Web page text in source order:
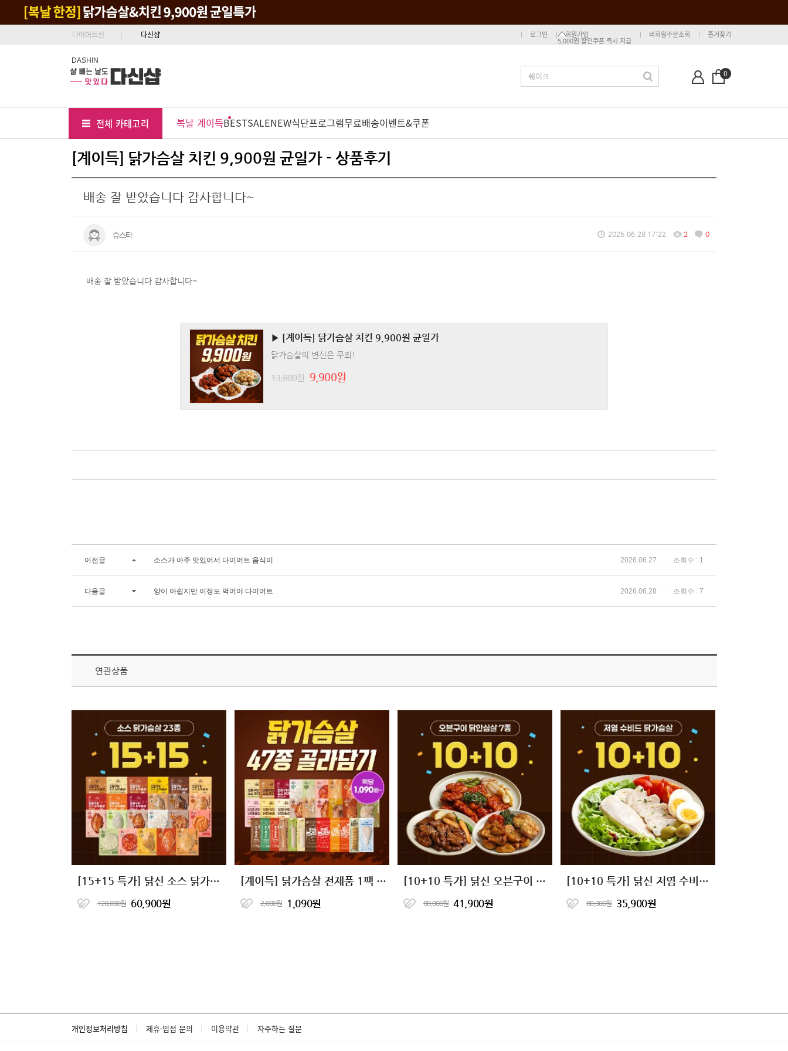
다이어트신 다신샵 로그인 회원가입
5,000원 할인쿠폰 즉시 지급
비회원주문조회 즐겨찾기
DASHIN
0
전체 카테고리 복날 계이득BESTSALENEW식단프로그램무료배송이벤트&쿠폰
[계이득] 닭가슴살 치킨 9,900원 균일가 - 상품후기
배송 잘 받았습니다 감사합니다~
슈스타 2026.06.28 17:22 2 0
배송 잘 받았습니다 감사합니다~
▶ [계이득] 닭가슴살 치킨 9,900원 균일가
닭가슴살의 변신은 무죄!
13,800원 9,900원
이전글 소스가 아주 맛있어서 다이어트 음식이 2026.06.27 조회수 : 1
다음글 양이 아쉽지만 이정도 먹어야 다이어트 2026.06.28 조회수 : 7
연관상품
[15+15 특가] 닭신 소스 닭가슴살 23종 골라담기
120,000원 60,900원
[계이득] 닭가슴살 전제품 1팩 특가
2,000원 1,090원
[10+10 특가] 닭신 오븐구이 닭안심살 7종 골라담기
80,000원 41,900원
[10+10 특가] 닭신 저염 수비드 닭가슴살 20팩
80,000원 35,900원
개인정보처리방침 제휴·입점 문의 이용약관 자주하는 질문